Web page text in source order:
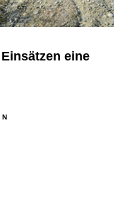
eine